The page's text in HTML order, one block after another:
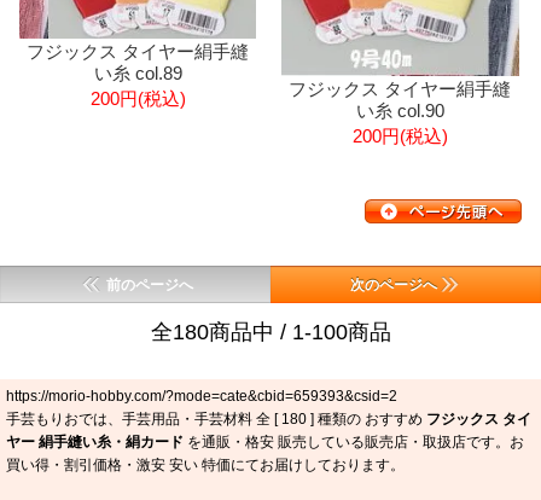
フジックス タイヤー絹手縫
い糸 col.89
200円(税込)
フジックス タイヤー絹手縫
い糸 col.90
200円(税込)
前のページへ 次のページへ
全180商品中 / 1-100商品
https://morio-hobby.com/?mode=cate&cbid=659393&csid=2
手芸もりおでは、手芸用品・手芸材料 全 [ 180 ] 種類の おすすめ フジックス タイ
ヤー 絹手縫い糸・絹カード を通販・格安 販売している販売店・取扱店です。お
買い得・割引価格・激安 安い 特価にてお届けしております。